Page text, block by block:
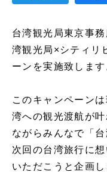
台湾観光局東京事
湾観光局×シティリ
ーンを実施致します
このキャンペーン
湾への観光渡航が
ながらみんなで「
次回の台湾旅行に
いただこうと企画し